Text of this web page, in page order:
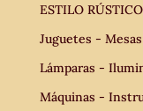
ESTILO RÚSTICO
Juguetes -
Lámparas -
Máquinas -